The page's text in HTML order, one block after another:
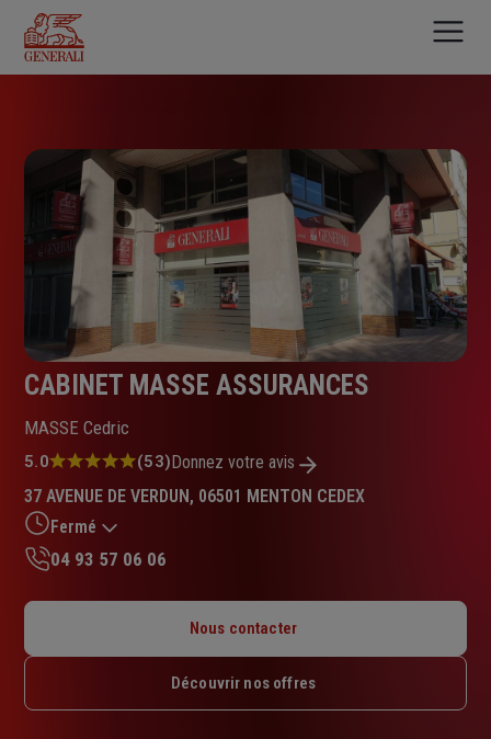
contenu
principal
CABINET MASSE ASSURANCES
MASSE Cedric
Note
5.0
sur
5
étoiles
5.0 (53)Donnez votre avis
37 AVENUE DE VERDUN, 06501 MENTON CEDEX
Fermé
Mardi : 09h – 12h / 14h – 18h
Jeudi : 09h – 12h / 14h – 18h
04 93 57 06 06
Nous contacter
Découvrir nos offres